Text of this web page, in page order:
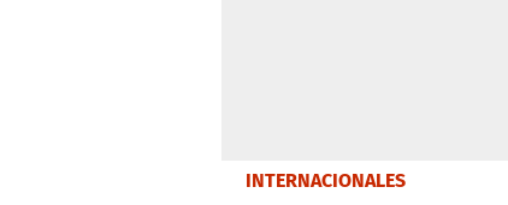
INTERNACIONALES